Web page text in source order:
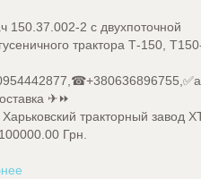
150.37.002-2 с двухпоточной
трактора Т-150,
✈⏩
Харьковский тракторный завод
100000.00 Грн.